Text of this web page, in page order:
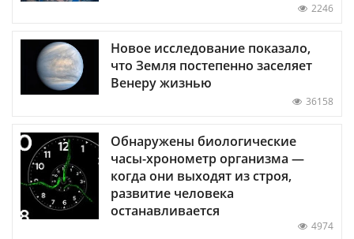
2246
Новое исследование показало,
что Земля постепенно заселяет
Венеру жизнью
36158
Обнаружены биологические
часы-хронометр организма —
когда они выходят из строя,
развитие человека
останавливается
4974